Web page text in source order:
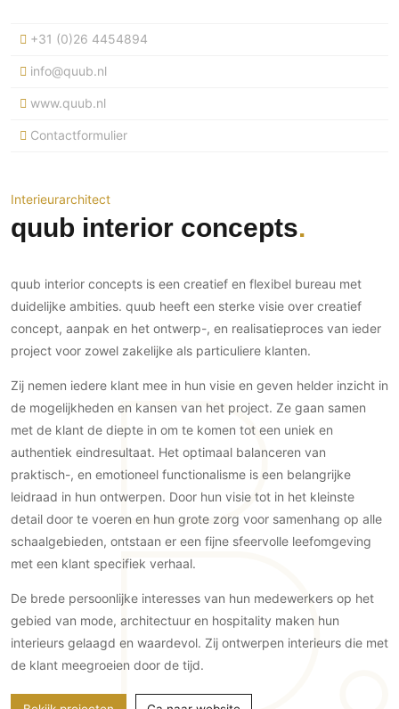
Bedden
Meubels
Interieurbouw
Keuken
Keukens
Keukenbladen
Keukenaccessoires
Ramen en deuren
Binnendeuren
Aluminium deuren
Houten deuren
Systeemwanden
Deurbeslag
Raambeslag
Meubelbeslag
Buitendeuren
Vouwwanden
Garagedeuren
Zonwering
Buitenshutters
Overig
Autolift
3D visualisaties
Gevelbekleding
Gevelstenen
Houten gevelbekleding
Stucwerk
Schilderwerk buiten
Tuinverlichting
Omheining
Hekwerken en poorten
Tuin wellness
Buitenvloeren
Houten buitenvloeren
Natuursteen en keramiek
buitenvloeren
Zonwering
Serre/Veranda
Slaapkamer
Wellness
Wijnkelder
Woonkamer
Bijgebouw / Poolhouse
Terrasoverkapping
Tuin
Zwembad
Zakelijk
Horeca
Kantoor
+31 (0)26 4454894
info@quub.nl
www.quub.nl
Contactformulier
Interieurarchitect
quub interior concepts
quub interior concepts is een creatief en flexibel bureau met
duidelijke ambities. quub heeft een sterke visie over creatief
concept, aanpak en het ontwerp-, en realisatieproces van ieder
project voor zowel zakelijke als particuliere klanten.
Zij nemen iedere klant mee in hun visie en geven helder inzicht in
de mogelijkheden en kansen van het project. Ze gaan samen
met de klant de diepte in om te komen tot een uniek en
authentiek eindresultaat. Het optimaal balanceren van
praktisch-, en emotioneel functionalisme is een belangrijke
leidraad in hun ontwerpen. Door hun visie tot in het kleinste
detail door te voeren en hun grote zorg voor samenhang op alle
schaalgebieden, ontstaan er een fijne sfeervolle leefomgeving
met een klant specifiek verhaal.
De brede persoonlijke interesses van hun medewerkers op het
gebied van mode, architectuur en hospitality maken hun
interieurs gelaagd en waardevol. Zij ontwerpen interieurs die met
de klant meegroeien door de tijd.